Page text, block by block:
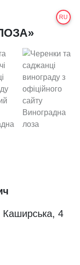
RU
Каширська, 4